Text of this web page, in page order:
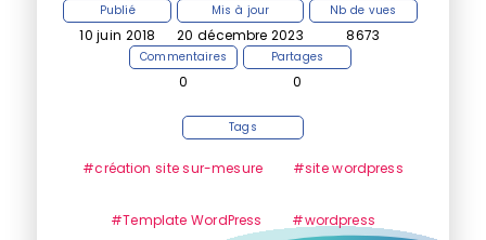
Publié
10 juin 2018
Mis à jour
20 décembre 2023
Nb de vues
8673
Commentaires
0
Partages
0
Tags
#création site sur-mesure #site wordpress
#Template WordPress #wordpress